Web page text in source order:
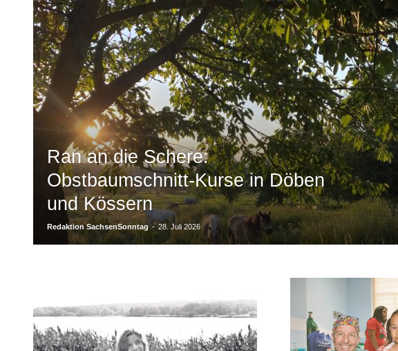
Ran an die Schere:
Obstbaumschnitt-Kurse in Döben
und Kössern
Redaktion SachsenSonntag - 28. Juli 2026